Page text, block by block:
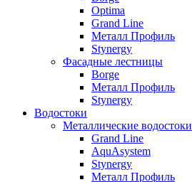
Optima
Grand Line
Металл Профиль
Stynergy
Фасадные лестницы
Borge
Металл Профиль
Stynergy
Водостоки
Металлические водостоки
Grand Line
AquAsystem
Stynergy
Металл Профиль